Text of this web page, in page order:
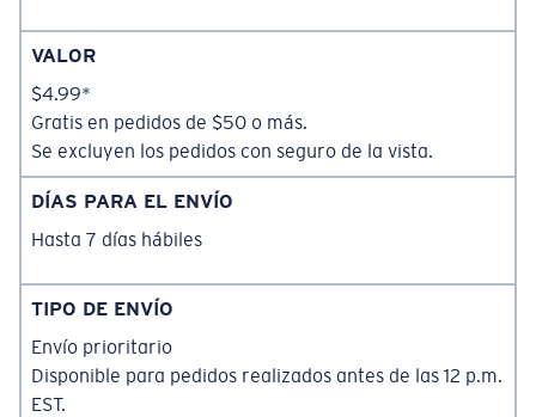
VALOR
$4.99*
Gratis en pedidos de $50 o más.
Se excluyen los pedidos con seguro de la vista.
DÍAS PARA EL ENVÍO
Hasta 7 días hábiles
TIPO DE ENVÍO
Envío prioritario
Disponible para pedidos realizados antes de las 12 p.m.
EST.